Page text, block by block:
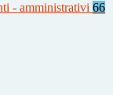
- amministrativi 66